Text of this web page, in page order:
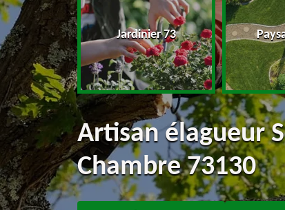
73 Jardinier 73
Artisan élagueur
Chambre 73130